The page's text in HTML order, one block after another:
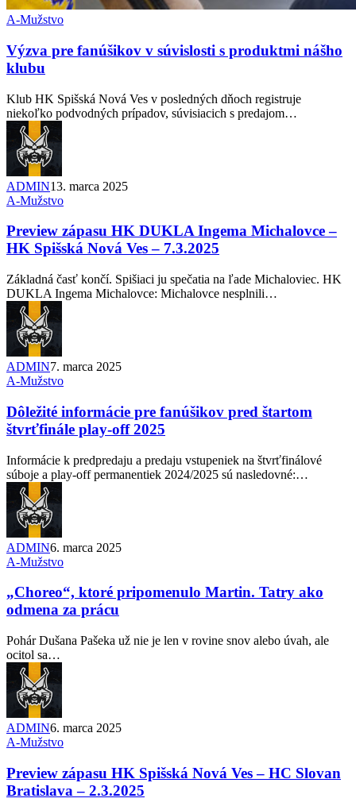
A-Mužstvo
Výzva pre fanúšikov v súvislosti s produktmi nášho
klubu
Klub HK Spišská Nová Ves v posledných dňoch registruje
niekoľko podvodných prípadov, súvisiacich s predajom…
ADMIN13. marca 2025
A-Mužstvo
Preview zápasu HK DUKLA Ingema Michalovce –
HK Spišská Nová Ves – 7.3.2025
Základná časť končí. Spišiaci ju spečatia na ľade Michaloviec. HK
DUKLA Ingema Michalovce: Michalovce nesplnili…
ADMIN7. marca 2025
A-Mužstvo
Dôležité informácie pre fanúšikov pred štartom
štvrťfinále play-off 2025
Informácie k predpredaju a predaju vstupeniek na štvrťfinálové
súboje a play-off permanentiek 2024/2025 sú nasledovné:…
ADMIN6. marca 2025
A-Mužstvo
„Choreo“, ktoré pripomenulo Martin. Tatry ako
odmena za prácu
Pohár Dušana Pašeka už nie je len v rovine snov alebo úvah, ale
ocitol sa…
ADMIN6. marca 2025
A-Mužstvo
Preview zápasu HK Spišská Nová Ves – HC Slovan
Bratislava – 2.3.2025